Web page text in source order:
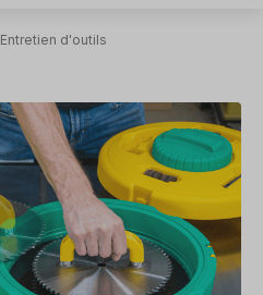
Entretien d'outils